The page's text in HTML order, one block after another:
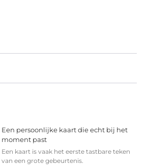
Een persoonlijke kaart die echt bij het
moment past
Een kaart is vaak het eerste tastbare teken
van een grote gebeurtenis.